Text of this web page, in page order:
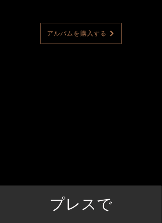
アルバムを購入する
プレスで